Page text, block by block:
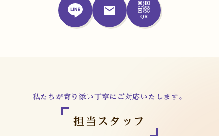
私たちが寄り添い丁寧にご対応いたします。
担当スタッフ